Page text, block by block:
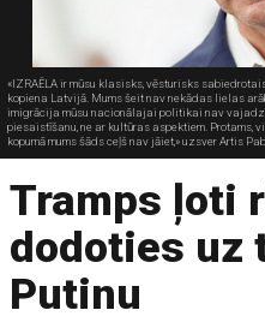
«IZRAĒLA ir mūsu klasisks, vēsturisks
kopiena Latvijā. Mums šeit nav nekādas lielas
imigrācija mūsu nacionālajai politikai nav
piesaistīšanu, ne ar kultūras aspektiem. Protams,
kopumā mums šāds ceļš nav jāiet,» uzsver Artis
Tramps ļoti
dodoties uz
Putinu